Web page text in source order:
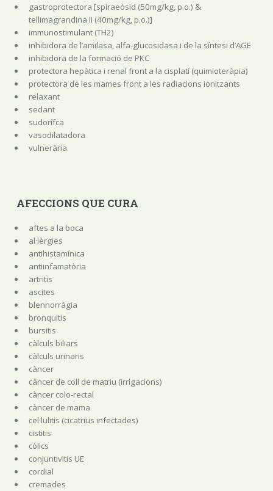
gastroprotectora [spiraeòsid (50mg/kg, p.o.) &
tellimagrandina II (40mg/kg, p.o.)]
immunostimulant (TH2)
inhibidora de l’amilasa, alfa-glucosidasa i de la síntesi d’AGE
inhibidora de la formació de PKC
protectora hepàtica i renal front a la cisplatí (quimioteràpia)
protectora de les mames front a les radiacions ionitzants
relaxant
sedant
sudorífca
vasodilatadora
vulnerària
AFECCIONS QUE CURA
aftes a la boca
al·lèrgies
antihistamínica
antiinfamatòria
artritis
ascites
blennorràgia
bronquitis
bursitis
càlculs biliars
càlculs urinaris
càncer
càncer de coll de matriu (irrigacions)
càncer colo-rectal
càncer de mama
cel·lulitis (cicatrius infectades)
cistitis
còlics
conjuntivitis UE
cordial
cremades